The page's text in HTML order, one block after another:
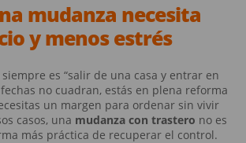
mudanza necesita
y menos estrés
siempre es “salir de una casa y entrar en
fechas no cuadran, estás en plena reforma
un margen para ordenar sin vivir
casos, una mudanza con trastero no es
más práctica de recuperar el control.